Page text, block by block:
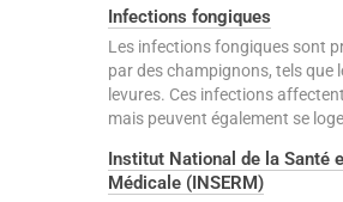
Infections fongiques
Les infections fongiques sont
par des champignons, tels que
levures. Ces infections
mais peuvent également se
Institut National de la Santé
Médicale (INSERM)